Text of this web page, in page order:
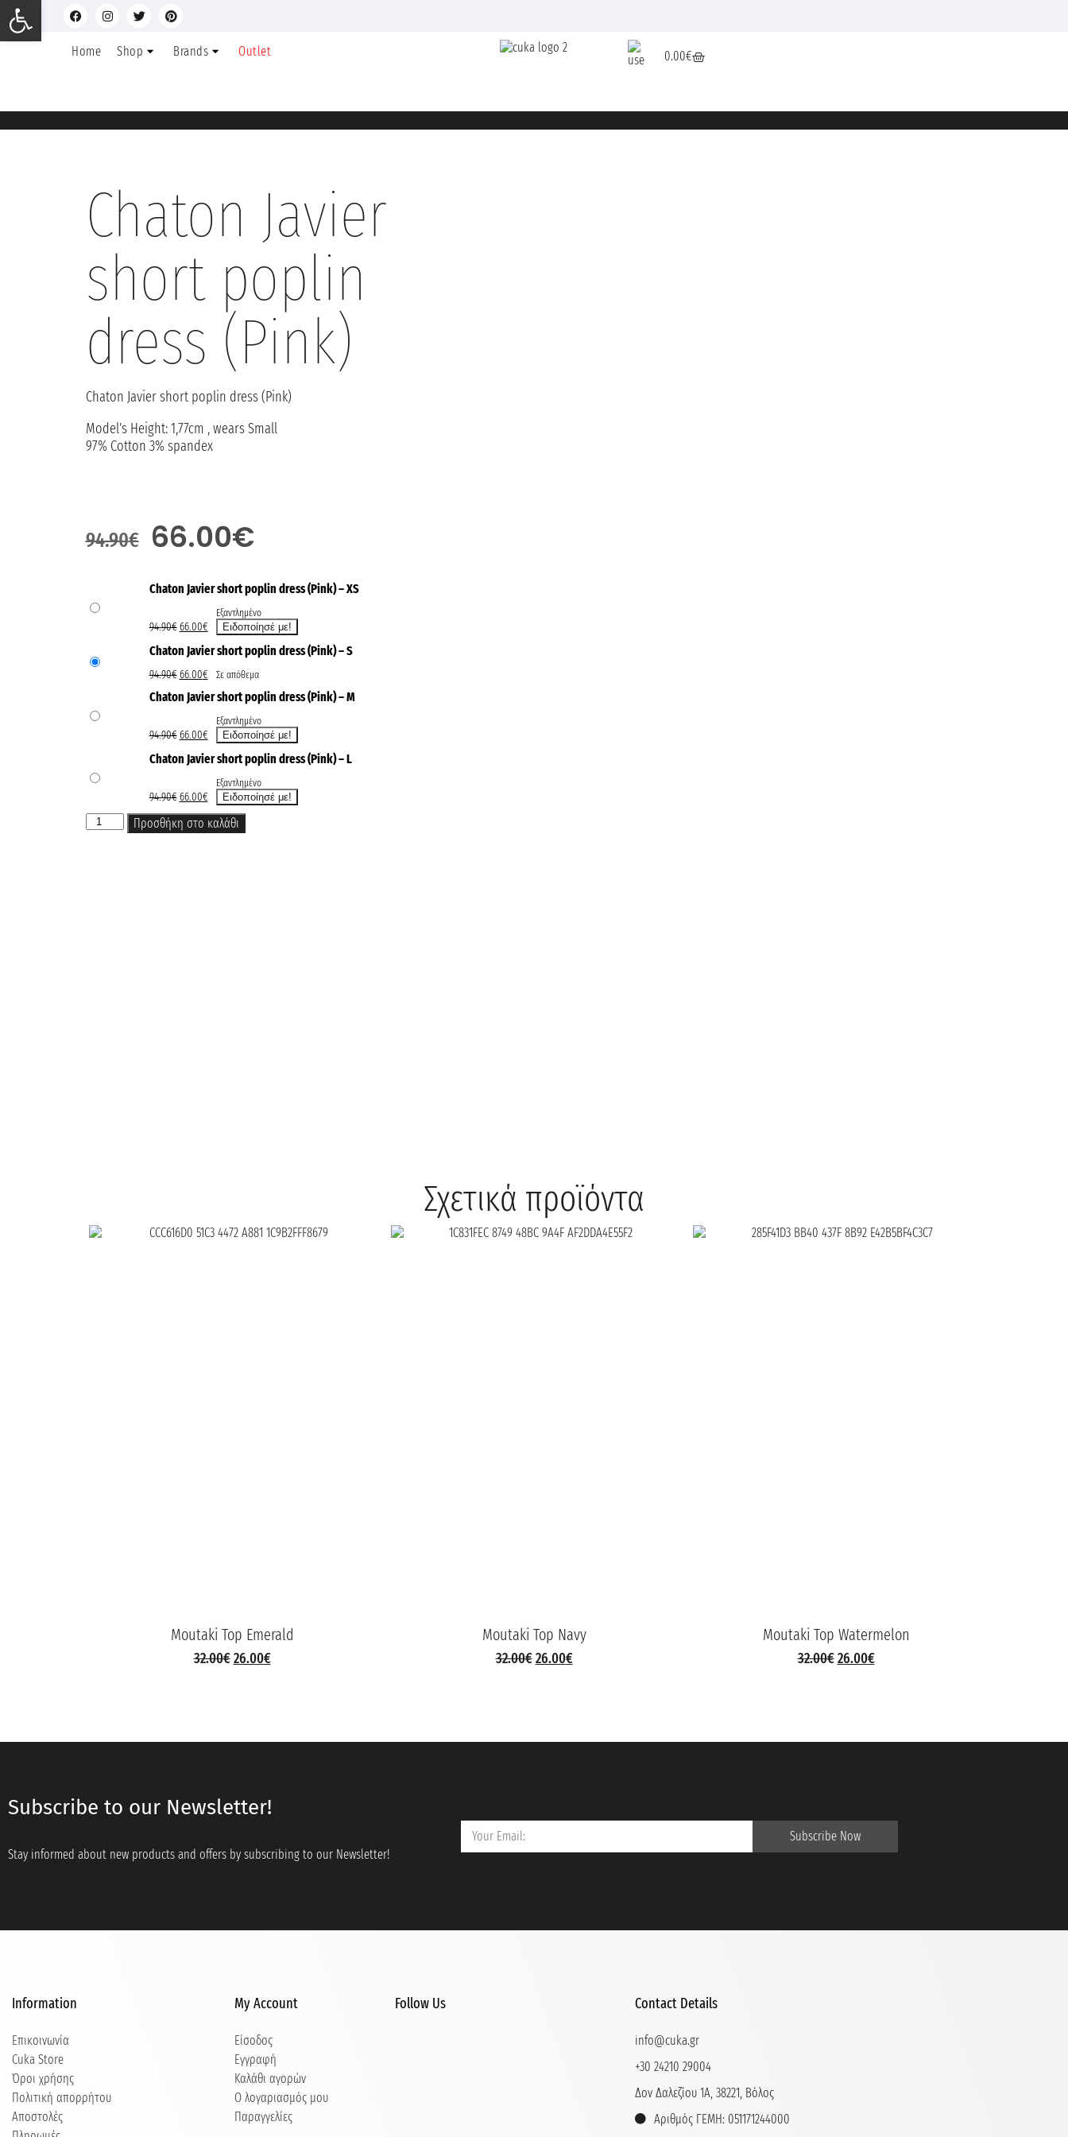
Home Shop Brands Outlet 0.00€
Chaton Javier
short poplin
dress (Pink)
Chaton Javier short poplin dress (Pink)
Model’s Height: 1,77cm , wears Small
97% Cotton 3% spandex
94.90€ 66.00€
Chaton Javier short poplin dress (Pink) – XS
94.90€ 66.00€
Εξαντλημένο
Chaton Javier short poplin dress (Pink) – S
94.90€ 66.00€ Σε απόθεμα
Chaton Javier short poplin dress (Pink) – M
94.90€ 66.00€
Εξαντλημένο
Chaton Javier short poplin dress (Pink) – L
94.90€ 66.00€
Εξαντλημένο
Προσθήκη στο καλάθι
Σχετικά προϊόντα
Moutaki Top Emerald
32.00€ 26.00€
Moutaki Top Navy
32.00€ 26.00€
Moutaki Top Watermelon
32.00€ 26.00€
Subscribe to our Newsletter!
Stay informed about new products and offers by subscribing to our Newsletter!
Subscribe Now
Information
Επικοινωνία
Cuka Store
Όροι χρήσης
Πολιτική απορρήτου
Αποστολές
My Account
Είσοδος
Εγγραφή
Καλάθι αγορών
Ο λογαριασμός μου
Παραγγελίες
Follow Us Contact Details
info@cuka.gr
+30 24210 29004
Δον Δαλεζίου 1Α, 38221, Βόλος
Αριθμός ΓΕΜΗ: 051171244000
Ανοίξτε τη γραμμή εργαλείων